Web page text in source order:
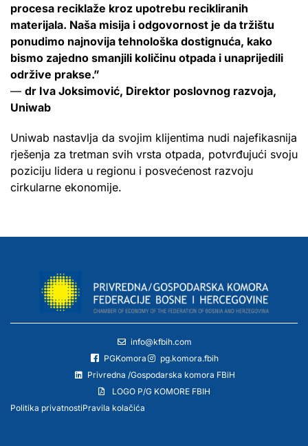
procesa reciklaže kroz upotrebu recikliranih
materijala. Naša misija i odgovornost je da tržištu
ponudimo najnovija tehnološka dostignuća, kako
bismo zajedno smanjili količinu otpada i unaprijedili
održive prakse.”
— dr Iva Joksimović, Direktor poslovnog razvoja,
Uniwab
Uniwab nastavlja da svojim klijentima nudi najefikasnija
rješenja za tretman svih vrsta otpada, potvrđujući svoju
poziciju lidera u regionu i posvećenost razvoju
cirkularne ekonomije.
info@kfbih.com
PGKomora
pg.komora.fbih
Privredna /Gospodarska komora FBiH
LOGO P/G KOMORE FBIH
Politika privatnostiPravila kolačića